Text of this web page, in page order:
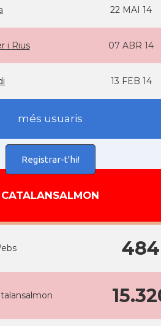
22 MAI 14
i Rius 07 ABR 14
13 FEB 14
més usuaris
Registrar-t'hi!
CATALANSALMON
484